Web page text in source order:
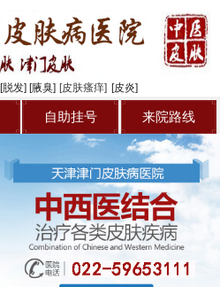
[脱发] [腋臭] [皮肤瘙痒] [皮炎]
自助挂号 来院路线
青春痘
牛皮癣
皮炎
腋臭